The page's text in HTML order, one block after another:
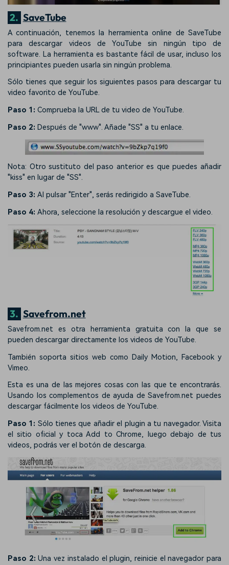
2. SaveTube
A continuación, tenemos la herramienta online de SaveTube
para descargar videos de YouTube sin ningún tipo de
software. La herramienta es bastante fácil de usar, incluso los
principiantes pueden usarla sin ningún problema.
Sólo tienes que seguir los siguientes pasos para descargar tu
video favorito de YouTube.
Paso 1: Comprueba la URL de tu video de YouTube.
Paso 2: Después de "www". Añade "SS" a tu enlace.
Nota: Otro sustituto del paso anterior es que puedes añadir
"kiss" en lugar de "SS".
Paso 3: Al pulsar "Enter", serás redirigido a SaveTube.
Paso 4: Ahora, seleccione la resolución y descargue el video.
3. Savefrom.net
Savefrom.net es otra herramienta gratuita con la que se
pueden descargar directamente los videos de YouTube.
También soporta sitios web como Daily Motion, Facebook y
Vimeo.
Esta es una de las mejores cosas con las que te encontrarás.
Usando los complementos de ayuda de Savefrom.net puedes
descargar fácilmente los videos de YouTube.
Paso 1: Sólo tienes que añadir el plugin a tu navegador. Visita
el sitio oficial y toca Add to Chrome, luego debajo de tus
videos, podrás ver el botón de descarga.
Paso 2: Una vez instalado el plugin, reinicie el navegador para